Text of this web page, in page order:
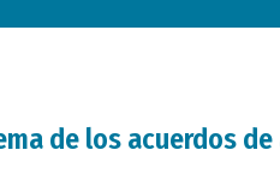
de los acuerdos